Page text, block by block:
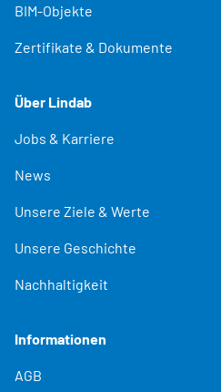
BIM-Objekte
Zertifikate & Dokumente
Über Lindab
Jobs & Karriere
News
Unsere Ziele & Werte
Unsere Geschichte
Nachhaltigkeit
Informationen
AGB